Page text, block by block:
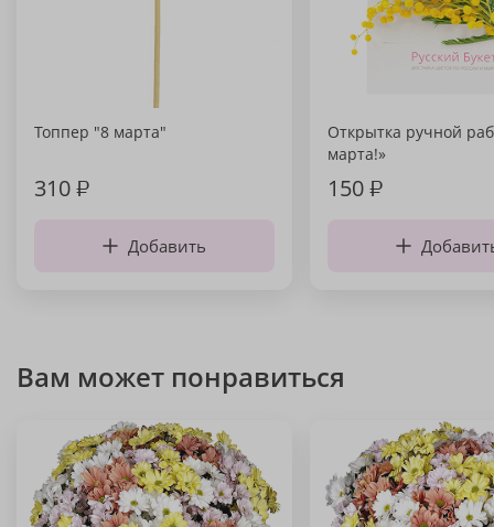
Топпер "8 марта"
310₽
Добавить
Открытка ручной
марта!»
150₽
Вам может понравиться